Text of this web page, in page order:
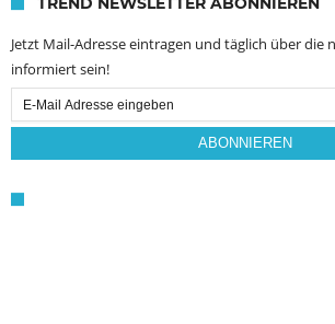
Jetzt Mail-Adresse eintragen und täglich über die
informiert sein!
Email
Subscription
ABONNIEREN